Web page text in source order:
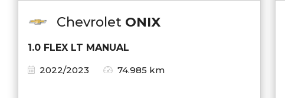
Chevrolet ONIX
1.0 FLEX LT MANUAL
2022/2023
74.985 km